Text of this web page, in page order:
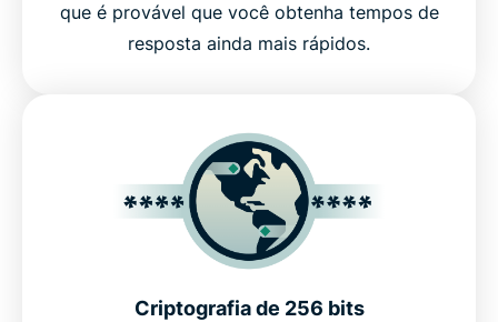
que é provável que você obtenha tempos de
resposta ainda mais rápidos.
Criptografia de 256 bits